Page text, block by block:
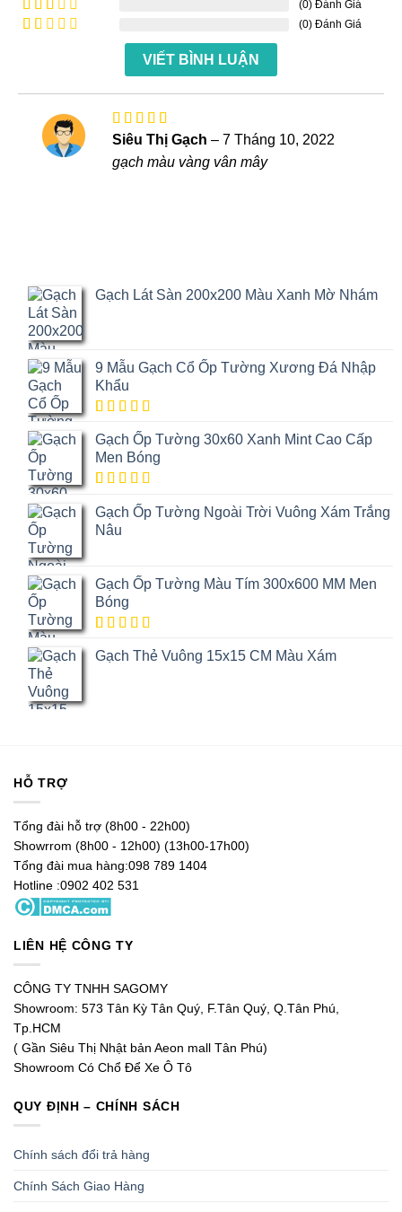
hạng 4
5 sao
Được
xếp
Được
(0) Đánh Giá
sao
(0) Đánh Giá
VIẾT BÌNH LUẬN
Được xếp
hạng
5
sao
Siêu Thị Gạch – 7 Tháng 10, 2022
gạch màu vàng vân mây
Gạch Lát Sàn 200x200 Màu Xanh Mờ Nhám
9 Mẫu Gạch Cổ Ốp Tường Xương Đá Nhập
Khẩu
trên
5 dựa trên
đánh giá
Gạch Ốp Tường 30x60 Xanh Mint Cao Cấp
Men Bóng
trên
5 dựa trên
đánh giá
Gạch Ốp Tường Ngoài Trời Vuông Xám Trắng
Nâu
Gạch Ốp Tường Màu Tím 300x600 MM Men
Bóng
5 dựa trên
Gạch Thẻ Vuông 15x15 CM Màu Xám
HỖ TRỢ
Tổng đài hỗ trợ (8h00 - 22h00)
Showrrom (8h00 - 12h00) (13h00-17h00)
Tổng đài mua hàng:098 789 1404
Hotline :0902 402 531
LIÊN HỆ CÔNG TY
CÔNG TY TNHH SAGOMY
Showroom: 573 Tân Kỳ Tân Quý, F.Tân Quý, Q.Tân Phú,
Tp.HCM
( Gần Siêu Thị Nhật bản Aeon mall Tân Phú)
Showroom Có Chổ Để Xe Ô Tô
QUY ĐỊNH – CHÍNH SÁCH
Chính sách đổi trả hàng
Chính Sách Giao Hàng